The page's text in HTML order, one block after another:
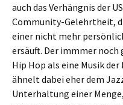
auch das Verhängnis der
Community-Gelehrtheit,
einer nicht mehr
ersäuft. Der immmer
Hip Hop als eine Musik
ähnelt dabei eher dem
Unterhaltung einer